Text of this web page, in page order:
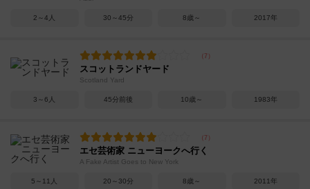
2～4人 30～45分 8歳～ 2017年
スコットランドヤード
Scotland Yard
3～6人 45分前後 10歳～ 1983年
エセ芸術家 ニューヨークへ行く
A Fake Artist Goes to New York
5～11人 20～30分 8歳～ 2011年